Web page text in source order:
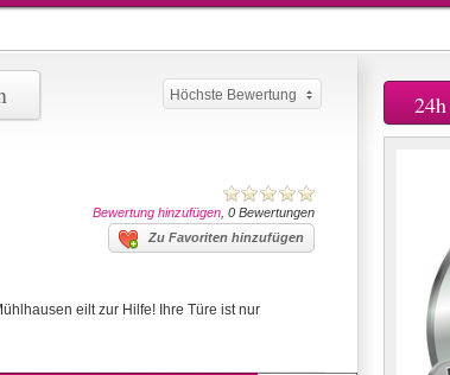
Höchste Bewertung
Bewertung hinzufügen , 0 Bewertungen
Zu Favoriten hinzufügen
eilt zur Hilfe! Ihre Türe ist nur